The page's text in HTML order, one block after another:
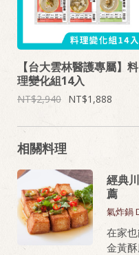
【台大雲林醫護專屬】料
理變化組14入
2,940 1,888
相關料理
經典
薦
氣炸鍋
在家
金黃